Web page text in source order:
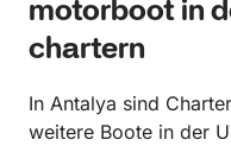
motorboot in
chartern
In Antalya sind
weitere Boote in der